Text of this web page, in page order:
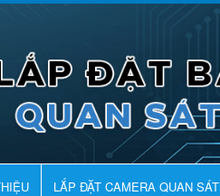
LẮP ĐẶT CAMERA QUAN SÁT